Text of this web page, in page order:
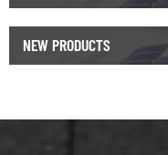
NEW PRODUCTS